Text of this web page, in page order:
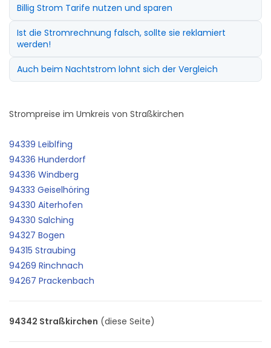
Billig Strom Tarife nutzen und sparen
Ist die Stromrechnung falsch, sollte sie reklamiert
werden!
Auch beim Nachtstrom lohnt sich der Vergleich
Strompreise im Umkreis von Straßkirchen
94339 Leiblfing
94336 Hunderdorf
94336 Windberg
94333 Geiselhöring
94330 Aiterhofen
94330 Salching
94327 Bogen
94315 Straubing
94269 Rinchnach
94267 Prackenbach
94342 Straßkirchen (diese Seite)